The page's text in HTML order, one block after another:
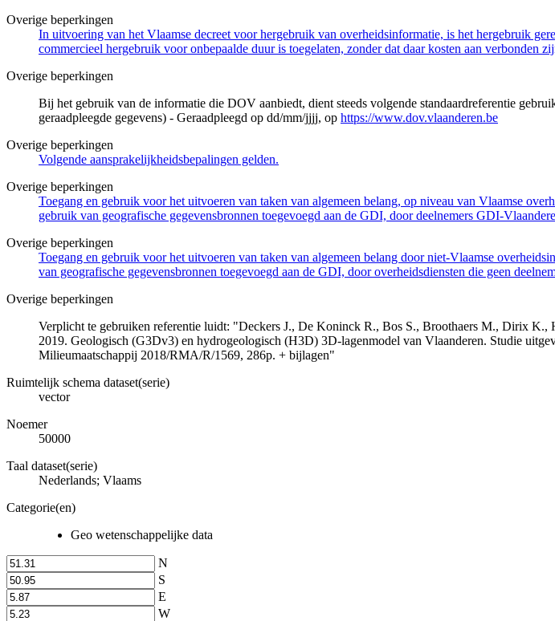
Overige beperkingen
In uitvoering van het Vlaamse decreet voor hergebruik van overheidsinformatie, is het hergebruik
commercieel hergebruik voor onbepaalde duur is toegelaten, zonder dat daar kosten aan verbonden
Overige beperkingen
Bij het gebruik van de informatie die DOV aanbiedt, dient steeds volgende standaardreferentie
geraadpleegde gegevens) - Geraadpleegd op dd/mm/jjjj, op https://www.dov.vlaanderen.be
Overige beperkingen
Volgende aansprakelijkheidsbepalingen gelden.
Overige beperkingen
Toegang en gebruik voor het uitvoeren van taken van algemeen belang, op niveau van Vlaamse
gebruik van geografische gegevensbronnen toegevoegd aan de GDI, door deelnemers GDI-
Overige beperkingen
Toegang en gebruik voor het uitvoeren van taken van algemeen belang door niet-Vlaamse
van geografische gegevensbronnen toegevoegd aan de GDI, door overheidsdiensten die geen
Overige beperkingen
Verplicht te gebruiken referentie luidt: "Deckers J., De Koninck R., Bos S., Broothaers M., Dirix
2019. Geologisch (G3Dv3) en hydrogeologisch (H3D) 3D-lagenmodel van Vlaanderen. Studie
Milieumaatschappij 2018/RMA/R/1569, 286p. + bijlagen"
Ruimtelijk schema dataset(serie)
vector
Noemer
50000
Taal dataset(serie)
Nederlands; Vlaams
Categorie(en)
Geo wetenschappelijke data
N
S
E
W